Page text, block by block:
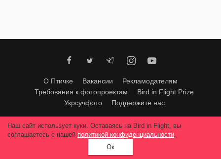
О Птичке Вакансии
Рекламодателям
Требования к фотопроектам
Bird in Flight Prize
Укрсучфото
Поддержите нас
Любое использование материалов допускается только с согласия
редакции.© 2026, Bird In Flight.
Все права защищены.
Наш сайт использует куки. Оставаясь на Bird in Flight, вы
соглашаетесь с нашей политикой конфиденциальности.
Ок